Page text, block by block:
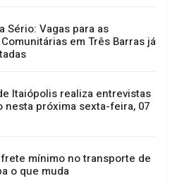
Sério: Vagas para as
em Três Barras já
Itaiópolis realiza entrevistas
nesta próxima sexta-feira, 07
mínimo no transporte de
o que muda